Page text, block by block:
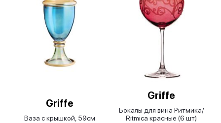
Griffe
Ваза с крышкой, 59см
Griffe
Бокалы для вина Ритмика/
Ritmica красные (6 шт)